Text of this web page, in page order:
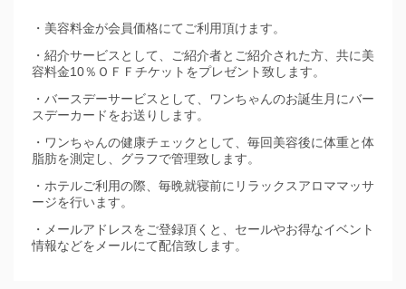
・美容料金が会員価格にてご利用頂けます。
・紹介サービスとして、ご紹介者とご紹介された方、共に美
容料金10％ＯＦＦチケットをプレゼント致します。
・バースデーサービスとして、ワンちゃんのお誕生月にバー
スデーカードをお送りします。
・ワンちゃんの健康チェックとして、毎回美容後に体重と体
脂肪を測定し、グラフで管理致します。
・ホテルご利用の際、毎晩就寝前にリラックスアロママッサ
ージを行います。
・メールアドレスをご登録頂くと、セールやお得なイベント
情報などをメールにて配信致します。